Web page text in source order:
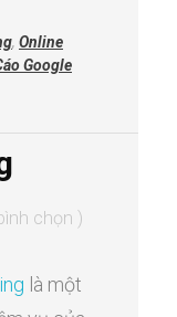
chọn)
là một
, Online
Google